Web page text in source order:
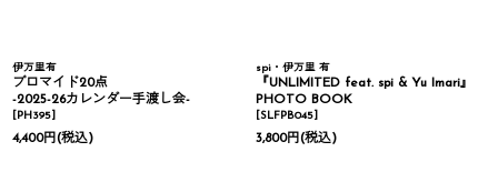
伊万里有
ブロマイド20点
-2025-26カレンダー手渡し会-
[PH395]
4,400円(税込)
spi・伊万里 有
『UNLIMITED feat. spi & Yu Imari』
PHOTO BOOK
[SLFPB045]
3,800円(税込)